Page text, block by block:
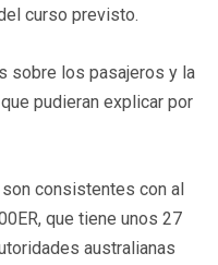
curso previsto.
sobre los pasajeros y la
pudieran explicar por
consistentes con al
que tiene unos 27
australianas